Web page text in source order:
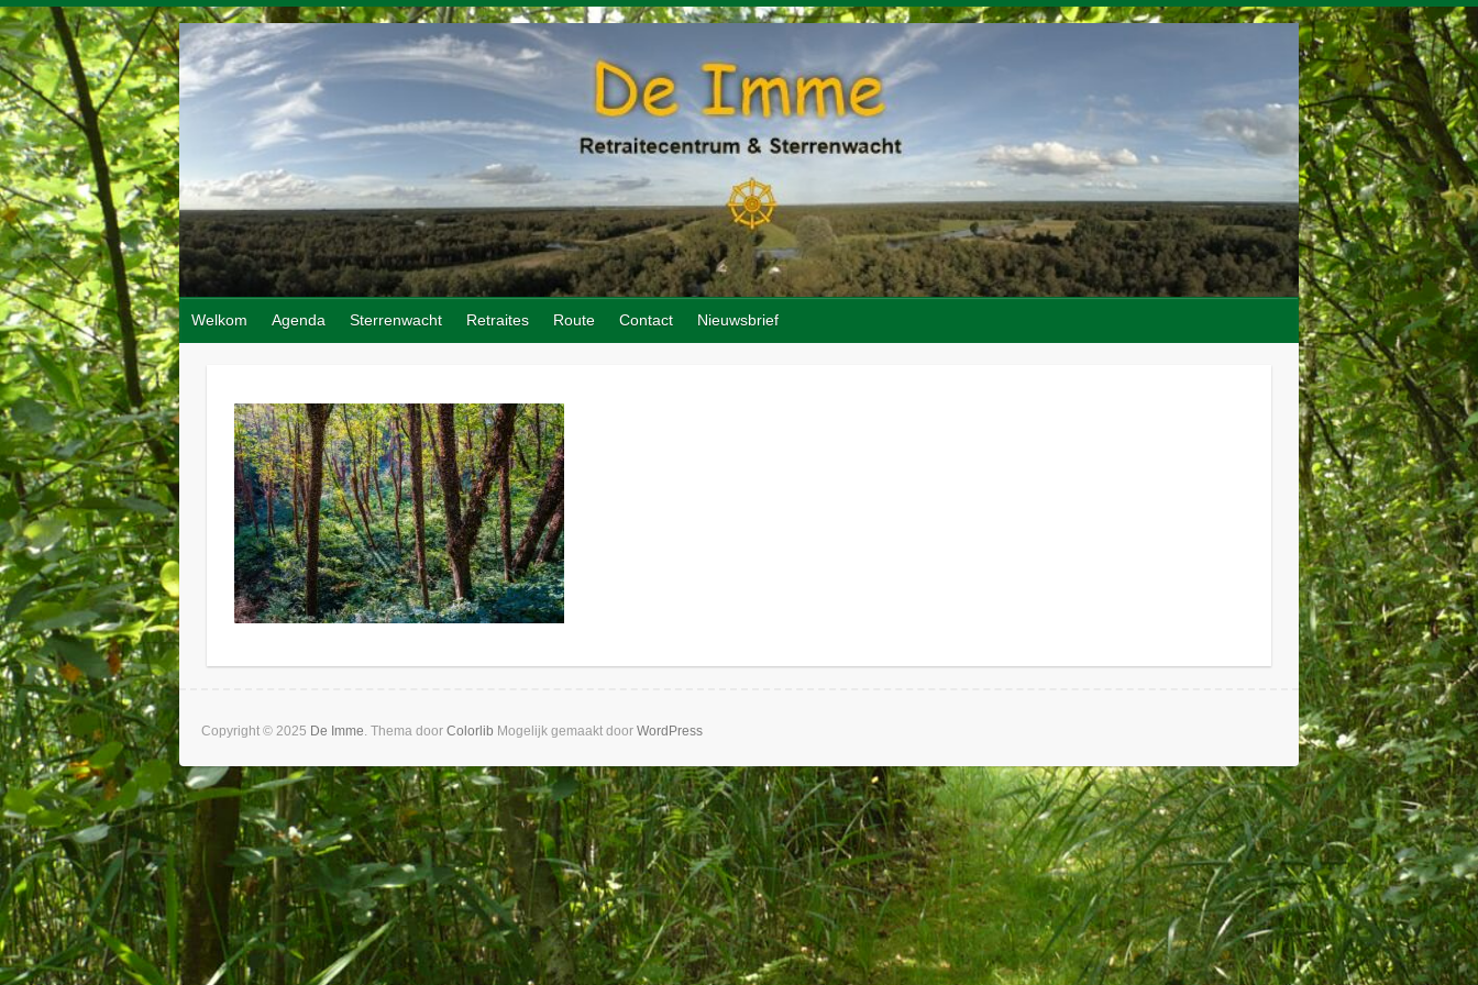
Doorgaan
naar
inhoud
Welkom Agenda Sterrenwacht Retraites Route Contact Nieuwsbrief
Copyright © 2025 De Imme. Thema door Colorlib Mogelijk gemaakt door WordPress